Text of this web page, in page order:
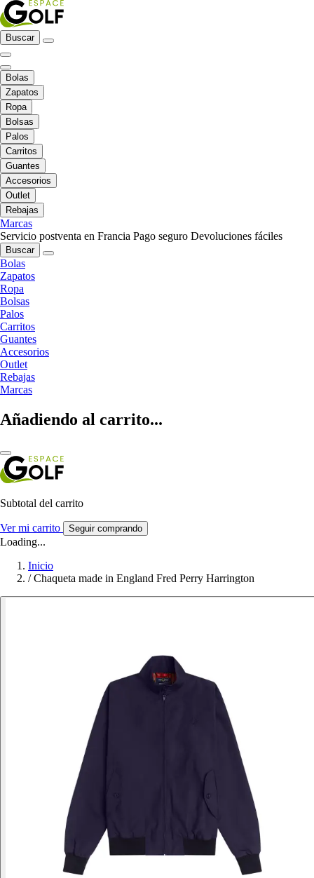
Buscar
Bolas
Zapatos
Ropa
Bolsas
Palos
Carritos
Guantes
Accesorios
Outlet
Rebajas
Marcas
Servicio postventa en Francia Pago seguro Devoluciones fáciles
Buscar
Bolas
Zapatos
Ropa
Bolsas
Palos
Carritos
Guantes
Accesorios
Outlet
Rebajas
Marcas
Añadiendo al carrito...
Subtotal del carrito
Ver mi carrito Seguir comprando
Loading...
Inicio
/ Chaqueta made in England Fred Perry Harrington